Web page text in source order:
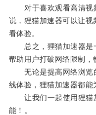
对于喜欢观看高清视
说，狸猫加速器可以让
看体验。
总之，狸猫加速器是
帮助用户打破网络限制，
无论是提高网络浏览
线体验，狸猫加速器都能
让我们一起使用狸猫
能！。